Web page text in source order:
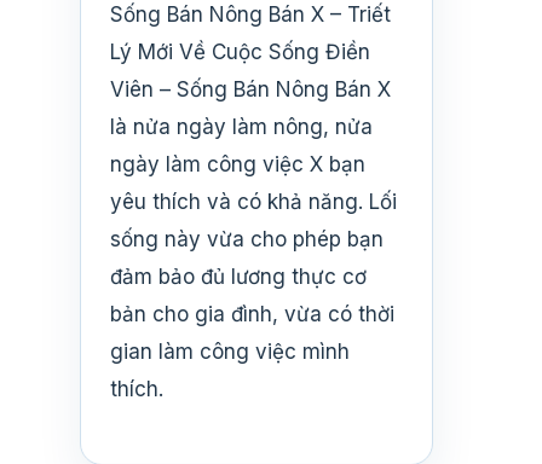
Sống Bán Nông Bán X – Triết
Lý Mới Về Cuộc Sống Điền
Viên – Sống Bán Nông Bán X
là nửa ngày làm nông, nửa
ngày làm công việc X bạn
yêu thích và có khả năng. Lối
sống này vừa cho phép bạn
đảm bảo đủ lương thực cơ
bản cho gia đình, vừa có thời
gian làm công việc mình
thích.